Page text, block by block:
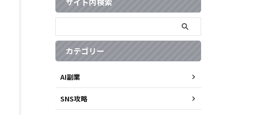
カテゴリー
AI副業
SNS攻略